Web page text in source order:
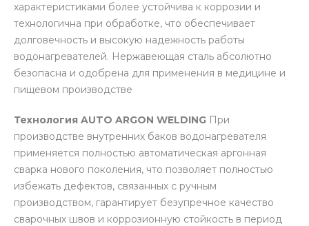
характеристиками более устойчива к коррозии и
технологична при обработке, что обеспечивает
долговечность и высокую надежность работы
водонагревателей. Нержавеющая сталь абсолютно
безопасна и одобрена для применения в медицине и
пищевом производстве
Технология AUTO ARGON WELDING При
производстве внутренних баков водонагревателя
применяется полностью автоматическая аргонная
сварка нового поколения, что позволяет полностью
избежать дефектов, связанных с ручным
производством, гарантирует безупречное качество
сварочных швов и коррозионную стойкость в период